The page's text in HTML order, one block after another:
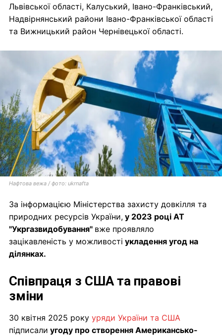
Львівської області, Калуський, Івано-Франківський,
Надвірнянський райони Івано-Франківської області
та Вижницький район Чернівецької області.
Нафтова вежа / фото: ukrnafta
За інформацією Міністерства захисту довкілля та
природних ресурсів України, у 2023 році АТ
"Укргазвидобування" вже проявляло
зацікавленість у можливості укладення угод на
ділянках.
Співпраця з США та правові
зміни
30 квітня 2025 року уряди України та США
підписали угоду про створення Американсько-